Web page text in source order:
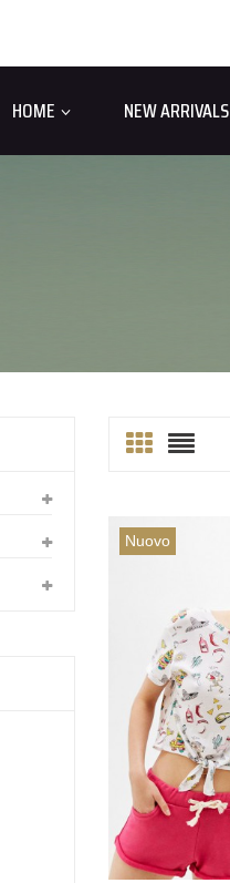
HOME NEW ARRIVALS
Nuovo